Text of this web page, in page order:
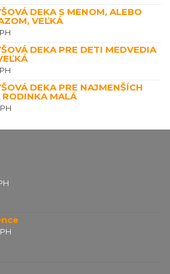
DEKA S MENOM, ALEBO
VEĽKÁ
DEKA PRE DETI MEDVEDIA
DEKA PRE NAJMENŠÍCH
RODINKA MALÁ